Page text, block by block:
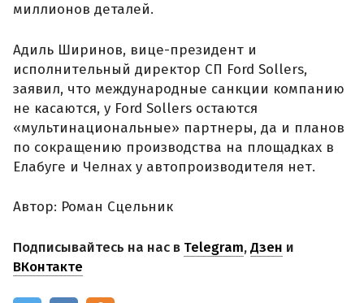
миллионов деталей.
Адиль Ширинов, вице-президент и
исполнительный директор СП Ford Sollers,
заявил, что международные санкции компанию
не касаются, у Ford Sollers остаются
«мультинациональные» партнеры, да и планов
по сокращению производства на площадках в
Елабуге и Челнах у автопроизводителя нет.
Автор: Роман Сцельник
Подписывайтесь на нас в Telegram,Дзен и
ВКонтакте